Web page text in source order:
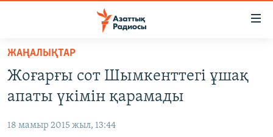
Skip
main
content
to
САЯСАТ
AZATTYQTV
ҚАҢТАР ОҚИҒАСЫ
ЖАҢАЛЫҚТАР
Жоғарғы сот Шымкенттегі ұшақ
апаты үкімін қарамады
18 мамыр 2015 жыл, 13:44